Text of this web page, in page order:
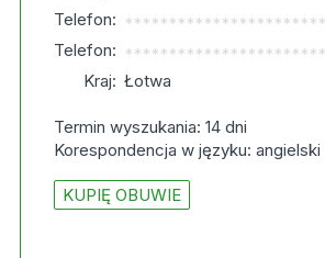
Telefon: ***********************
Telefon: ***********************
Kraj: Łotwa
Termin wyszukania: 14 dni
Korespondencja w języku: angielski
KUPIĘ OBUWIE